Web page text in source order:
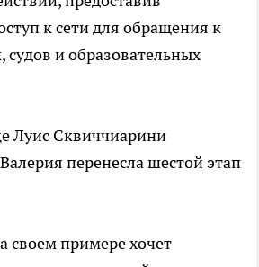
к сети для обращения к
судов и образовательных
Луис Сквиччиарини
перенесла шестой этап
своем примере хочет